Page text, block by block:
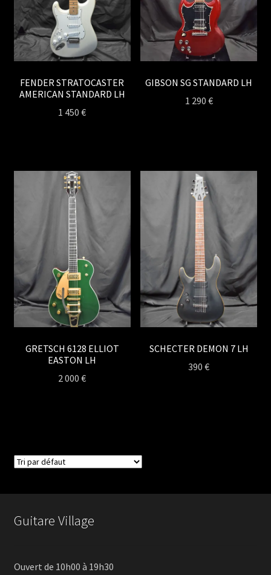
FENDER STRATOCASTER
AMERICAN STANDARD LH
1 450€
GIBSON SG STANDARD LH
1 290 €
GRETSCH 6128 ELLIOT
EASTON LH
2 000€
SCHECTER DEMON 7 LH
390€
Guitare Village
Ouvert de 10h00 à 19h30